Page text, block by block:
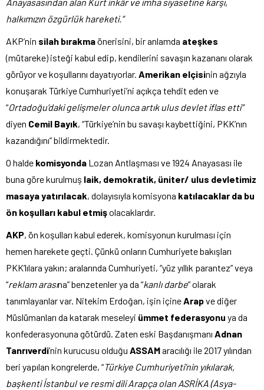
halkımızın özgürlük hareketi.”
AKP’nin silah bırakmaönerisini, bir anlamda ateşkes
(mütareke) isteği kabul edip, kendilerini savaşın kazananı olarak
görüyor ve koşullarını dayatıyorlar. Amerikan elçisinin ağzıyla
konuşarak Türkiye Cumhuriyeti’ni açıkça tehdit eden ve
“Ortadoğu’daki gelişmeler olunca artık ulus devlet iflas etti”
diyen Cemil Bayık, “Türkiye’nin bu savaşı kaybettiğini, PKK’nın
kazandığını” bildirmektedir.
O halde komisyonda Lozan Antlaşması ve 1924 Anayasası ile
buna göre kurulmuş laik, demokratik, üniter/ ulus devletimiz
masaya yatırılacak, dolayısıyla komisyona katılacaklar da bu
ön koşulları kabul etmişolacaklardır.
AKP, ön koşulları kabul ederek, komisyonun kurulması için
hemen harekete geçti. Çünkü onların Cumhuriyete bakışları
PKK’lılara yakın; aralarında Cumhuriyeti, “yüz yıllık parantez” veya
“reklam arasına” benzetenler ya da “kanlı darbe” olarak
tanımlayanlar var. Nitekim Erdoğan, işin içineArapve diğer
Müslümanları da katarak meseleyi ümmet federasyonu ya da
konfederasyonuna götürdü. Zaten eski Başdanışmanı Adnan
Tanrıverdi’nin kurucusu olduğu ASSAMaracılığı ile 2017 yılından
beri yapılan kongrelerde, “Türkiye Cumhuriyeti’nin yıkılarak,
başkenti İstanbul ve resmi dili Arapça olan ASRİKA (Asya-